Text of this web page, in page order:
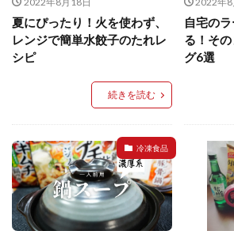
夏にぴったり！火を使わず、
レンジで簡単水餃子のたれレ
シピ
続きを読む
自宅の
る！そ
グ6選
冷凍食品
検索